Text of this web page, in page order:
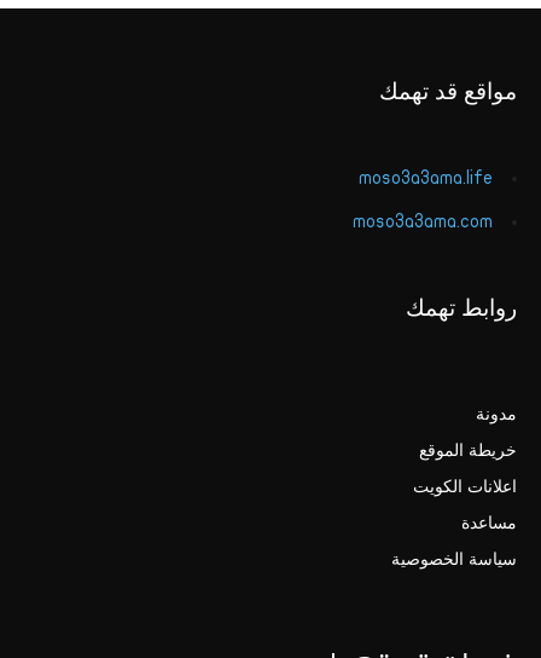
مواقع قد تهمك
moso3a3ama.life
moso3a3ama.com
روابط تهمك
مدونة
خريطة الموقع
اعلانات الكويت
مساعدة
سياسة الخصوصية